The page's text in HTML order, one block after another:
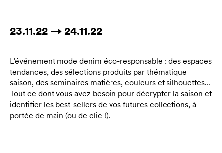
23.11.22 → 24.11.22
L’événement mode denim éco-responsable : des espaces
tendances, des sélections produits par thématique
saison, des séminaires matières, couleurs et silhouettes…
Tout ce dont vous avez besoin pour décrypter la saison et
identifier les best-sellers de vos futures collections, à
portée de main (ou de clic !).